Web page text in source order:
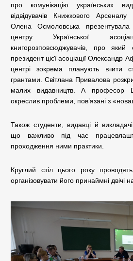
про комунікацію українських
відвідувачів Книжкового
Олена Осмоловська презентувала
центру Української
книгорозповсюджувачів, про який
президент цієї асоціації Олександр
центрі зокрема планують вчити
грантами. Світлана Привалова
малих видавництв. А професор
окреслив проблеми, пов’язані з
Також студенти, видавці й
що важливо під час
проходження ними практики.
Круглий стіл цього року
організовувати його принаймні двічі на